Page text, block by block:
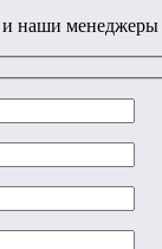
наши менеджеры